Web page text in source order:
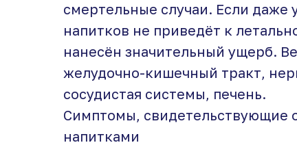
смертельные случаи. Если
напитков не приведёт к
нанесён значительный ущерб.
желудочно-кишечный тракт,
сосудистая системы, печень.
Симптомы, свидетельствующие
напитками